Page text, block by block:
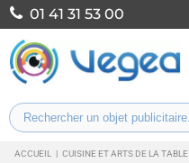
01 41 31 53 00
ACCUEIL | CUISINE ET ARTS DE LA TABLE